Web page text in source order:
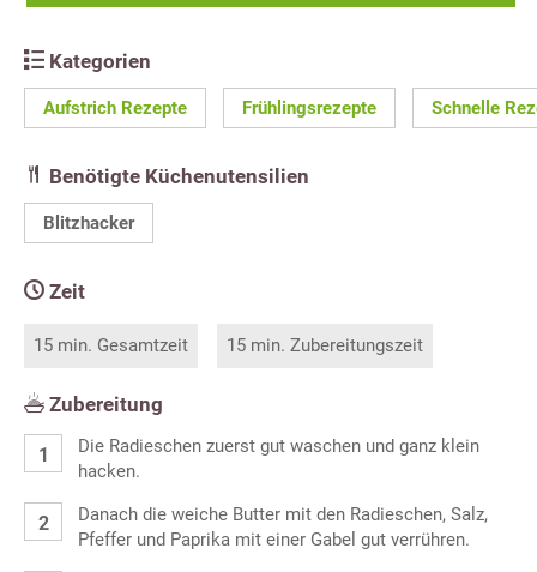
Kategorien
Aufstrich Rezepte Frühlingsrezepte Schnelle
Benötigte Küchenutensilien
Blitzhacker
Zeit
15 min. Gesamtzeit 15 min. Zubereitungszeit
Zubereitung
Die Radieschen zuerst gut waschen und ganz klein
hacken.
Danach die weiche Butter mit den Radieschen, Salz,
Pfeffer und Paprika mit einer Gabel gut verrühren.